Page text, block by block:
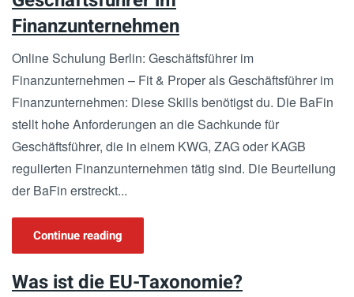
Finanzunternehmen
Online Schulung Berlin: Geschäftsführer im
Finanzunternehmen – Fit & Proper als Geschäftsführer im
Finanzunternehmen: Diese Skills benötigst du. Die BaFin
stellt hohe Anforderungen an die Sachkunde für
Geschäftsführer, die in einem KWG, ZAG oder KAGB
regulierten Finanzunternehmen tätig sind. Die Beurteilung
der BaFin erstreckt...
Continue reading
Was ist die EU-Taxonomie?